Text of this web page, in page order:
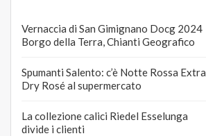
Vernaccia di San Gimignano Docg 2024
Borgo della Terra, Chianti Geografico
Spumanti Salento: c’è Notte Rossa Extra
Dry Rosé al supermercato
La collezione calici Riedel Esselunga
divide i clienti